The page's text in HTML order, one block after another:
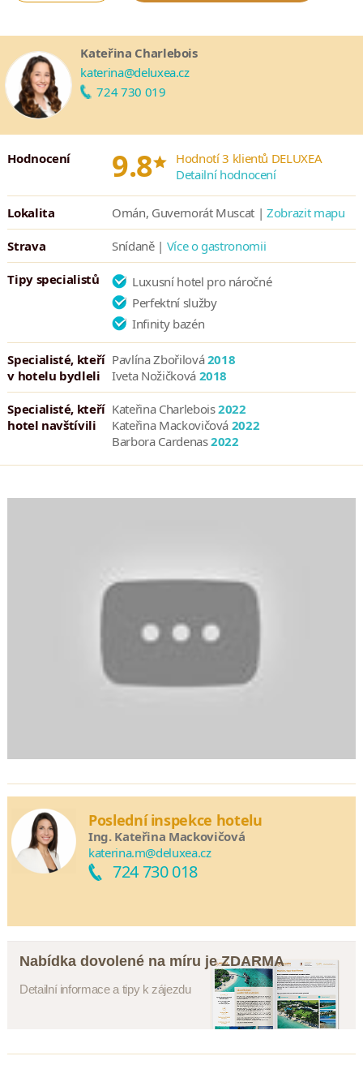
nezapomenutelné kulinářské zážitky.
Kateřina Charlebois
katerina@deluxea.cz
724 730 019
Hodnocení 9.8* Hodnotí 3 klientů DELUXEA
Detailní hodnocení
Lokalita Omán, Guvernorát Muscat |Zobrazit mapu
Strava Snídaně | Více o gastronomii
Tipy specialistů
Luxusní hotel pro náročné
Perfektní služby
Infinity bazén
Specialisté, kteří
v hotelu bydleli
Pavlína Zbořilová2018
Iveta Nožičková 2018
Specialisté, kteří
hotel navštívili
Kateřina Charlebois2022
Kateřina Mackovičová 2022
Barbora Cardenas2022
Poslední inspekce hotelu
Ing. Kateřina Mackovičová
katerina.m@deluxea.cz
724 730 018
Nabídka dovolené na míru je ZDARMA
Detailní informace a tipy k zájezdu